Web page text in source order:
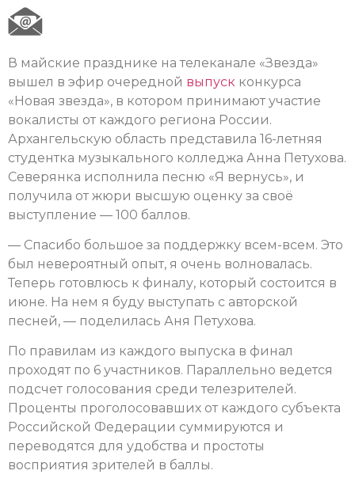
В майские празднике на телеканале «Звезда»
вышел в эфир очередной выпуск конкурса
«Новая звезда», в котором принимают участие
вокалисты от каждого региона России.
Архангельскую область представила 16-летняя
студентка музыкального колледжа Анна Петухова.
Северянка исполнила песню «Я вернусь», и
получила от жюри высшую оценку за своё
выступление — 100 баллов.
— Спасибо большое за поддержку всем-всем. Это
был невероятный опыт, я очень волновалась.
Теперь готовлюсь к финалу, который состоится в
июне. На нем я буду выступать с авторской
песней, — поделилась Аня Петухова.
По правилам из каждого выпуска в финал
проходят по 6 участников. Параллельно ведется
подсчет голосования среди телезрителей.
Проценты проголосовавших от каждого субъекта
Российской Федерации суммируются и
переводятся для удобства и простоты
восприятия зрителей в баллы.